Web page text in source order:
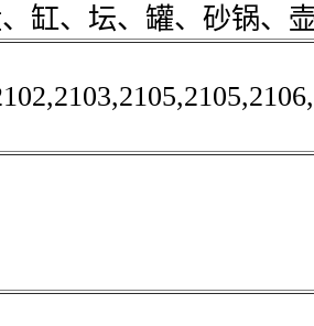
缸、坛、罐、砂锅、